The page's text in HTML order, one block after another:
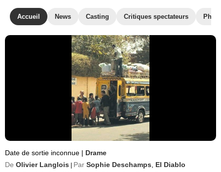
Accueil News Casting Critiques spectateurs
Date de sortie inconnue | Drame
De Olivier Langlois Par Sophie Deschamps
El Diablo